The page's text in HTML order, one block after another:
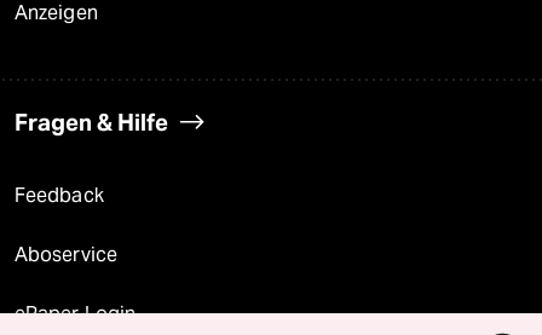
Anzeigen
Fragen & Hilfe
Feedback
Aboservice
ePaper Login